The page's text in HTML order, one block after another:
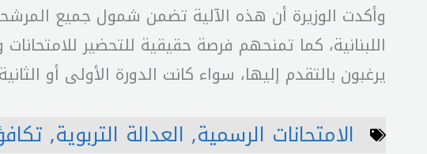
وأكدت الوزيرة أن هذه الآلية تضمن شمول جميع
اللبنانية، كما تمنحهم فرصة حقيقية للتحضير
يرغبون بالتقدم إليها، سواء كانت الدورة الأولى أو
الامتحانات الرسمية, العدالة التربوية,